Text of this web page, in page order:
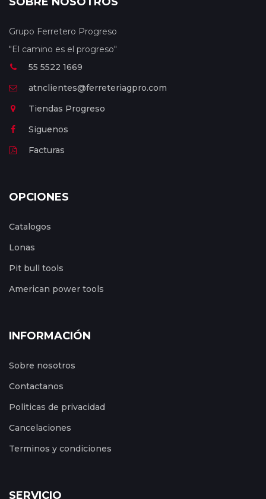
Grupo Ferretero Progreso
"El camino es el progreso"
55 5522 1669
atnclientes@ferreteriagpro.com
Tiendas Progreso
Siguenos
Facturas
OPCIONES
Catalogos
Lonas
Pit bull tools
American power tools
INFORMACIÓN
Sobre nosotros
Contactanos
Politicas de privacidad
Cancelaciones
Terminos y condiciones
SERVICIO